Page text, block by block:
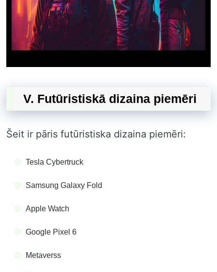
V. Futūristiskā dizaina piemēri
Šeit ir pāris futūristiska dizaina piemēri:
Tesla Cybertruck
Samsung Galaxy Fold
Apple Watch
Google Pixel 6
Metaverss